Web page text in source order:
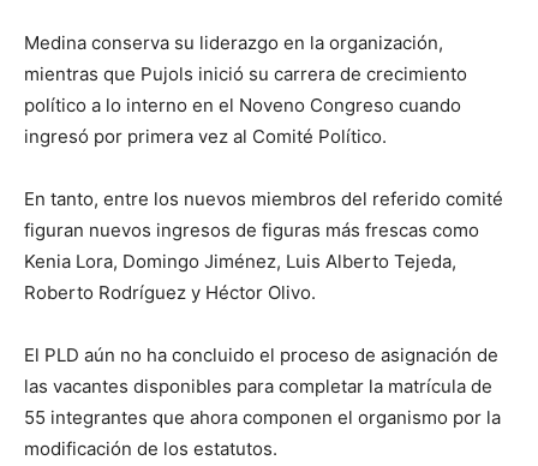
Medina conserva su liderazgo en la organización,
mientras que Pujols inició su carrera de crecimiento
político a lo interno en el Noveno Congreso cuando
ingresó por primera vez al Comité Político.
En tanto, entre los nuevos miembros del referido comité
figuran nuevos ingresos de figuras más frescas como
Kenia Lora, Domingo Jiménez, Luis Alberto Tejeda,
Roberto Rodríguez y Héctor Olivo.
El PLD aún no ha concluido el proceso de asignación de
las vacantes disponibles para completar la matrícula de
55 integrantes que ahora componen el organismo por la
modificación de los estatutos.